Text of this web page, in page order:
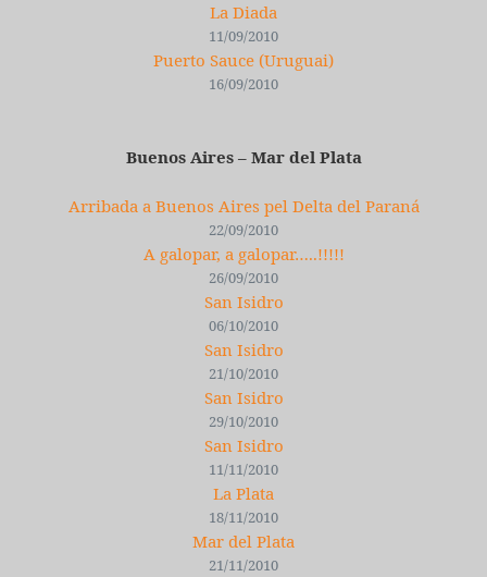
La Diada
11/09/2010
Puerto Sauce (Uruguai)
16/09/2010
Buenos Aires – Mar del Plata
Arribada a Buenos Aires pel Delta del Paraná
22/09/2010
A galopar, a galopar…..!!!!!
26/09/2010
San Isidro
06/10/2010
San Isidro
21/10/2010
San Isidro
29/10/2010
San Isidro
11/11/2010
La Plata
18/11/2010
Mar del Plata
21/11/2010